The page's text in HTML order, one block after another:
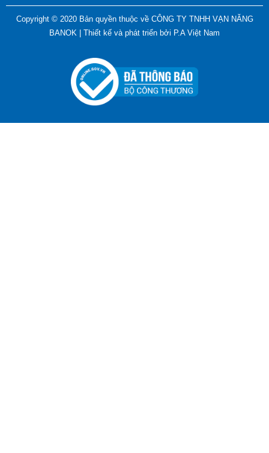
Copyright © 2020 Bản quyền thuộc về CÔNG TY TNHH VẠN NĂNG
BANOK | Thiết kế và phát triển bởi P.A Việt Nam